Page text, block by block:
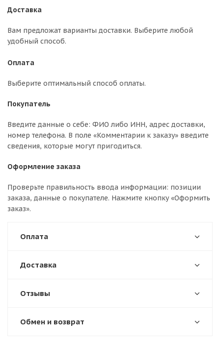
Доставка
Вам предложат варианты доставки. Выберите любой
удобный способ.
Оплата
Выберите оптимальный способ оплаты.
Покупатель
Введите данные о себе: ФИО либо ИНН, адрес доставки,
номер телефона. В поле «Комментарии к заказу» введите
сведения, которые могут пригодиться.
Оформление заказа
Проверьте правильность ввода информации: позиции
заказа, данные о покупателе. Нажмите кнопку «Оформить
заказ».
Оплата
Доставка
Отзывы
Обмен и возврат